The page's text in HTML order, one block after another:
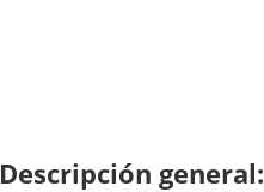
Descripción general: